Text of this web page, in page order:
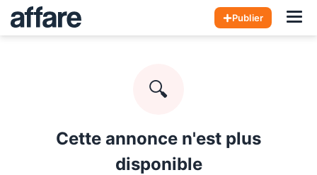
Publier
🔍
Cette annonce n'est plus
disponible